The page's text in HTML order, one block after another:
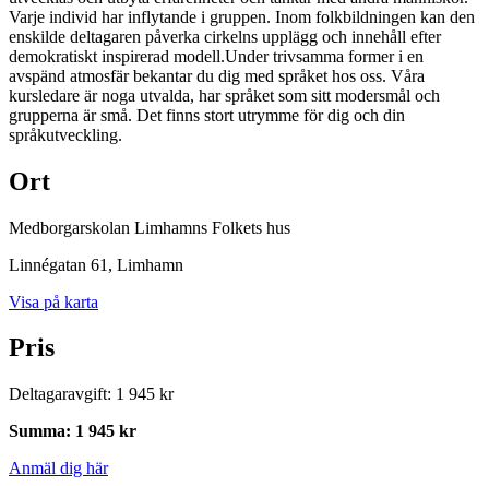
Varje individ har inflytande i gruppen. Inom folkbildningen kan den
enskilde deltagaren påverka cirkelns upplägg och innehåll efter
demokratiskt inspirerad modell.Under trivsamma former i en
avspänd atmosfär bekantar du dig med språket hos oss. Våra
kursledare är noga utvalda, har språket som sitt modersmål och
grupperna är små. Det finns stort utrymme för dig och din
språkutveckling.
Ort
Medborgarskolan Limhamns Folkets hus
Linnégatan 61 , Limhamn
Visa på karta
Pris
Deltagaravgift: 1 945 kr
Summa: 1 945 kr
Anmäl dig här